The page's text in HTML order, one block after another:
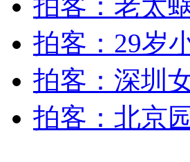
外交部：反对强权政治霸凌主义
安徽一实载49人客车翻车
拍客：29岁
拍客：深圳
拍客：北京